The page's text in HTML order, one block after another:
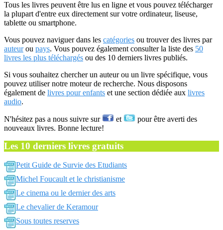
Tous les livres peuvent être lus en ligne et vous pouvez télécharger
la plupart d'entre eux directement sur votre ordinateur, liseuse,
tablette ou smartphone.
Vous pouvez naviguer dans les catégories ou trouver des livres par
auteurou pays. Vous pouvez également consulter la liste des 50
livres les plus téléchargés ou des 10 derniers livres publiés.
Si vous souhaitez chercher un auteur ou un livre spécifique, vous
pouvez utiliser notre moteur de recherche. Nous disposons
également de livres pour enfants et une section dédiée aux livres
audio.
N'hésitez pas a nous suivre sur et
pour être averti des
nouveaux livres. Bonne lecture!
Les 10 derniers livres gratuits
Petit Guide de Survie des Etudiants
Michel Foucault et le christianisme
Le cinema ou le dernier des arts
Le chevalier de Keramour
Sous toutes reserves